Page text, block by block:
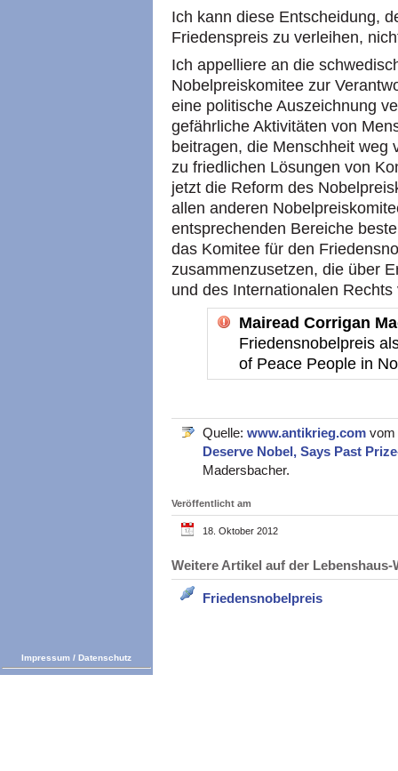
Ich kann diese Entscheidung,
Friedenspreis zu verleihen,
Ich appelliere an die
Nobelpreiskomitee zur
eine politische Auszeichnung
gefährliche Aktivitäten von
beitragen, die Menschheit weg
zu friedlichen Lösungen von
jetzt die Reform des
allen anderen
entsprechenden Bereiche
das Komitee für den
zusammenzusetzen, die über
und des Internationalen Rechts
Mairead Corrigan
Friedensnobelpreis
of Peace People in
Quelle: www.antikrieg.com vom
Deserve Nobel, Says Past
Madersbacher.
Veröffentlicht am
18. Oktober 2012
Weitere Artikel auf der
Friedensnobelpreis
Impressum / Datenschutz